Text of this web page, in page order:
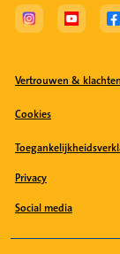
(Opent in
Vertrouwen & klachten
Cookies
Privacy
Social media